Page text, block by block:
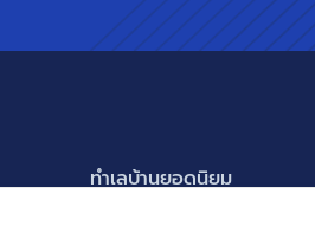
ทำเลบ้านยอดนิยม